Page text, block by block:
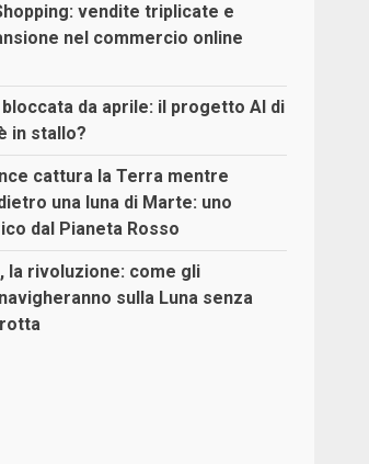
vendite triplicate e
nel commercio online
da aprile: il progetto AI di
in stallo?
cattura la Terra mentre
una luna di Marte: uno
dal Pianeta Rosso
la rivoluzione: come gli
sulla Luna senza